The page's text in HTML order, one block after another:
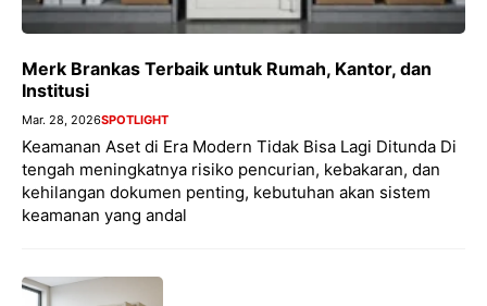
Merk Brankas Terbaik untuk Rumah, Kantor, dan
Institusi
Mar. 28, 2026SPOTLIGHT
Keamanan Aset di Era Modern Tidak Bisa Lagi Ditunda Di
tengah meningkatnya risiko pencurian, kebakaran, dan
kehilangan dokumen penting, kebutuhan akan sistem
keamanan yang andal